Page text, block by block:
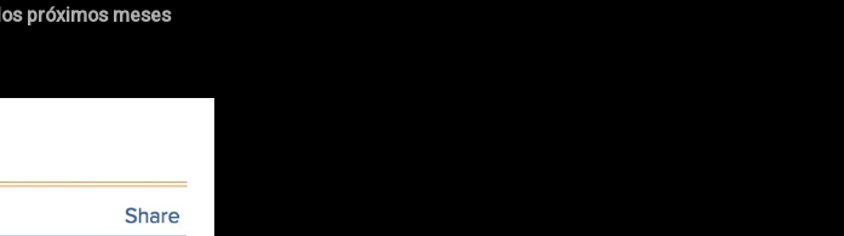
próximos meses